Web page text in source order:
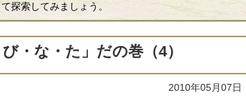
探索してみましょう。
・な・た」だの巻（4）
2010年05月07日